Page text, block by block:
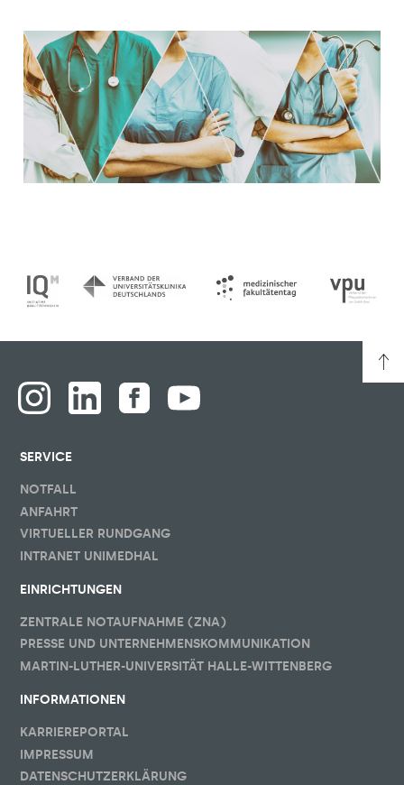
SERVICE
NOTFALL
ANFAHRT
VIRTUELLER RUNDGANG
INTRANET UNIMEDHAL
EINRICHTUNGEN
ZENTRALE NOTAUFNAHME (ZNA)
PRESSE UND UNTERNEHMENSKOMMUNIKATION
MARTIN-LUTHER-UNIVERSITÄT HALLE-WITTENBERG
INFORMATIONEN
KARRIEREPORTAL
IMPRESSUM
DATENSCHUTZERKLÄRUNG